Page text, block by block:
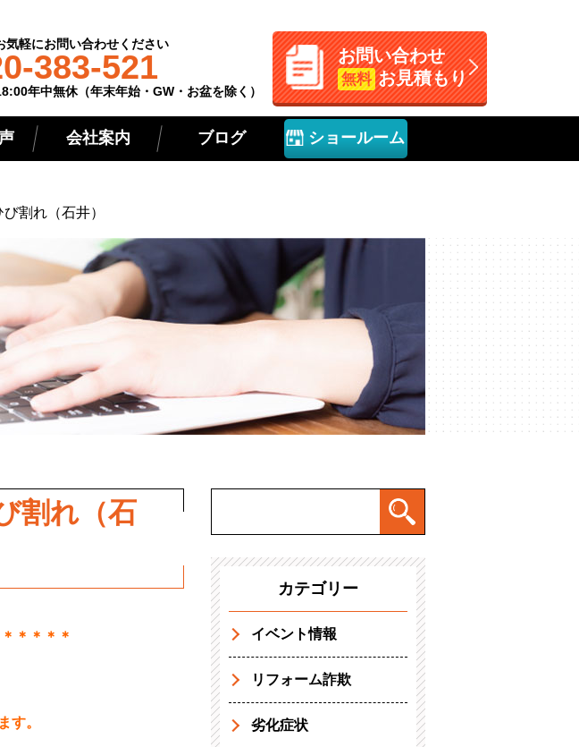
気軽にお問い合わせください
383-521
年中無休（年末年始・GW・お盆を除く）
お問い合わせ
無料 お見積もり
会社案内 ブログ ショールーム
割れ（石井）
割れ（石
＊＊＊＊
す。
カテゴリー
イベント情報
リフォーム詐欺
劣化症状